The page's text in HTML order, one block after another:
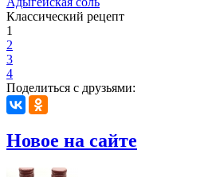
Классический рецепт
1
2
3
4
Поделиться с друзьями:
Новое на сайте